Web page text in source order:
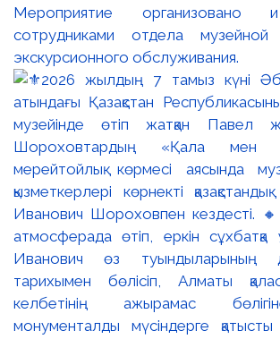
Мероприятие организовано
сотрудниками отдела музейной
экскурсионного обслуживания.